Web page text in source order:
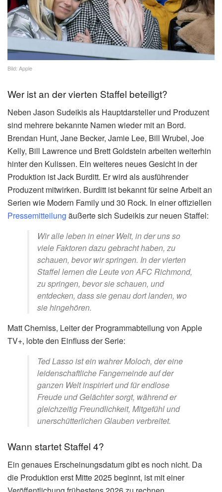
Bild: Apple
Wer ist an der vierten Staffel beteiligt?
Neben Jason Sudeikis als Hauptdarsteller und Produzent
sind mehrere bekannte Namen wieder mit an Bord.
Brendan Hunt, Jane Becker, Jamie Lee, Bill Wrubel, Joe
Kelly, Bill Lawrence und Brett Goldstein arbeiten weiterhin
hinter den Kulissen. Ein weiteres neues Gesicht in der
Produktion ist Jack Burditt. Er wird als ausführender
Produzent mitwirken. Burditt ist bekannt für seine Arbeit an
Serien wie Modern Family und 30 Rock. In einer offiziellen
Pressemitteilung äußerte sich Sudeikis zur neuen Staffel:
Wir alle leben in einer Welt, in der uns so
viele Faktoren dazu gebracht haben, zu
schauen, bevor wir springen. In der vierten
Staffel lernen die Leute von AFC Richmond,
zu springen, bevor sie schauen, und
entdecken, dass sie genau dort landen, wo
sie hingehören.
Matt Cherniss, Leiter der Programmabteilung von Apple
TV+, lobte den Einfluss der Serie:
Ted Lasso ist ein wahrer Moloch, der eine
leidenschaftliche Fangemeinde auf der
ganzen Welt inspiriert und für endlose
Freude und Gelächter sorgt, während er
gleichzeitig Freundlichkeit, Mitgefühl und
unerschütterlichen Glauben verbreitet.
Wann startet Staffel 4?
Ein genaues Erscheinungsdatum gibt es noch nicht. Da
die Produktion erst Mitte 2025 beginnt, ist mit einer